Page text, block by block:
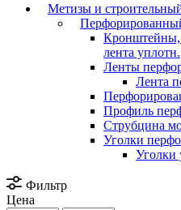
Метизы и
Кронштейны,
лента уплотн.
Ленты
Лента
Профиль
Струбцина
Уголки
Уголки
Фильтр
Цена